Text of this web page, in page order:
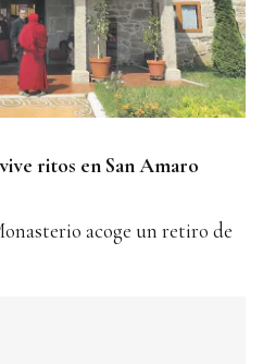
ritos en San Amaro
acoge un retiro de